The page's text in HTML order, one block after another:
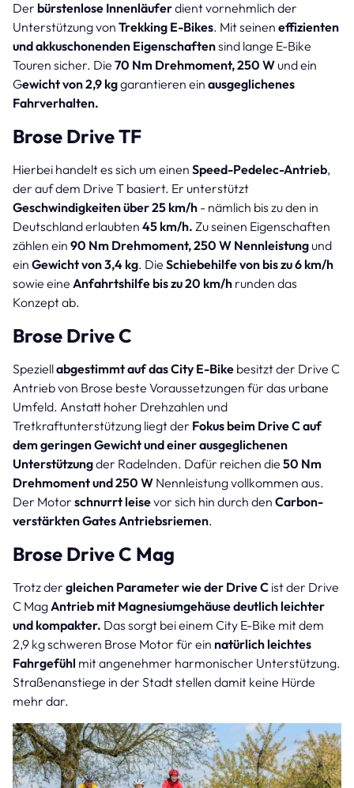
Der bürstenlose Innenläuferdient vornehmlich der
Unterstützung von Trekking E-Bikes. Mit seinen effizienten
und akkuschonenden Eigenschaftensind lange E-Bike
Touren sicher. Die 70 Nm Drehmoment, 250 W und ein
Gewicht von 2,9 kggarantieren ein ausgeglichenes
Fahrverhalten.
Brose Drive TF
Hierbei handelt es sich um einen Speed-Pedelec-Antrieb,
der auf dem Drive T basiert. Er unterstützt
Geschwindigkeiten über 25 km/h - nämlich bis zu den in
Deutschland erlaubten 45 km/h. Zu seinen Eigenschaften
zählen ein 90 Nm Drehmoment, 250 W Nennleistung und
ein Gewicht von 3,4 kg. Die Schiebehilfe von bis zu 6 km/h
sowie eine Anfahrtshilfe bis zu 20 km/h runden das
Konzept ab.
Brose Drive C
Speziellabgestimmt auf das City E-Bike besitzt der Drive C
Antrieb von Brose beste Voraussetzungen für das urbane
Umfeld. Anstatt hoher Drehzahlen und
Tretkraftunterstützung liegt der Fokus beim Drive C auf
dem geringen Gewicht und einer ausgeglichenen
Unterstützungder Radelnden. Dafür reichen die 50 Nm
Drehmoment und 250 W Nennleistung vollkommen aus.
Der Motor schnurrt leisevor sich hin durch den Carbon-
verstärkten Gates Antriebsriemen.
Brose Drive C Mag
Trotz der gleichen Parameter wie der Drive C ist der Drive
C MagAntrieb mit Magnesiumgehäuse deutlich leichter
und kompakter. Das sorgt bei einem City E-Bike mit dem
2,9 kg schweren Brose Motor für ein natürlich leichtes
Fahrgefühl mit angenehmer harmonischer Unterstützung.
Straßenanstiege in der Stadt stellen damit keine Hürde
mehr dar.